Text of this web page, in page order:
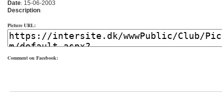
Date: 15-06-2003
Description:
Picture URL:
Comment on Facebook: